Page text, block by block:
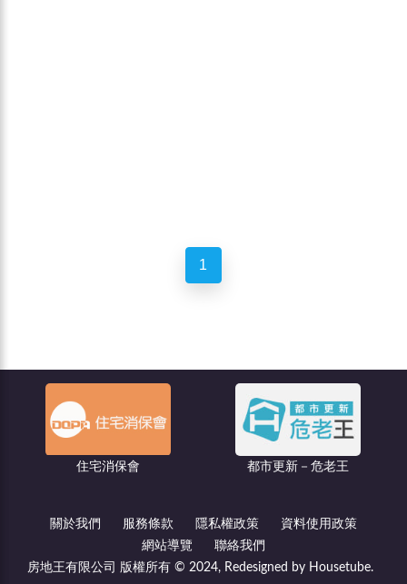
1
住宅消保會 都市更新－危老王
關於我們 服務條款 隱私權政策
資料使用政策
網站導覽
聯絡我們
房地王有限公司 版權所有 © 2024, Redesigned by Housetube.